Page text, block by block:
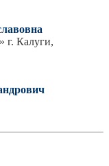
г. Калуги,